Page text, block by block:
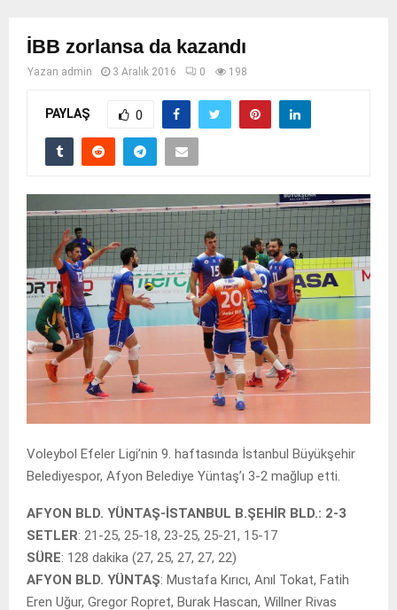
İBB zorlansa da kazandı
Yazan admin 3 Aralık 2016 0 198
PAYLAŞ 0
Voleybol Efeler Ligi’nin 9. haftasında İstanbul Büyükşehir
Belediyespor, Afyon Belediye Yüntaş’ı 3-2 mağlup etti.
AFYON BLD. YÜNTAŞ-İSTANBUL B.ŞEHİR BLD.: 2-3
SETLER: 21-25, 25-18, 23-25, 25-21, 15-17
SÜRE: 128 dakika (27, 25, 27, 27, 22)
AFYON BLD. YÜNTAŞ: Mustafa Kırıcı, Anıl Tokat, Fatih
Eren Uğur, Gregor Ropret, Burak Hascan, Willner Rivas